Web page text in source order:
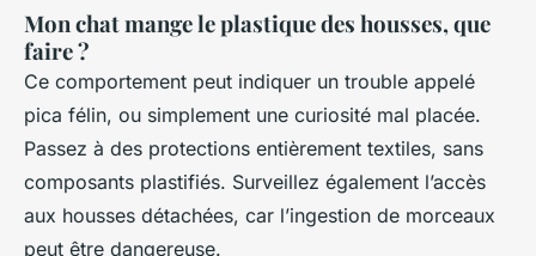
Mon chat mange le plastique des housses, que
faire ?
Ce comportement peut indiquer un trouble appelé
pica félin, ou simplement une curiosité mal placée.
Passez à des protections entièrement textiles, sans
composants plastifiés. Surveillez également l’accès
aux housses détachées, car l’ingestion de morceaux
peut être dangereuse.